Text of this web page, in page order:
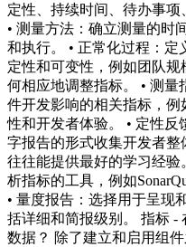
定性、持续时间、待办事项
• 测量方法：确立测量的时
和执行。 • 正常化过程：
定性和可变性，例如团队
何相应地调整指标。 • 测
件开发影响的相关指标，
性和开发者体验。 • 定性
字报告的形式收集开发者
往往能提供最好的学习经验
析指标的工具，例如
• 量度报告：选择用于呈现
括详细和简报级别。 指标 -
数据？ 除了建立和启用组